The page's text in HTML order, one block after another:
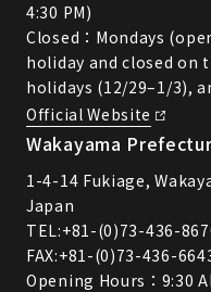
4:30 PM)
Closed：Mondays
holiday and closed on
holidays (12/29–1/3),
Official Website
Wakayama
1-4-14 Fukiage,
Japan
TEL:+81-(0)73-436-
FAX:+81-(0)73-436-
Opening Hours：9:30